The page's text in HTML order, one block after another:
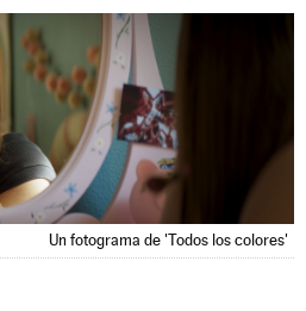
Un fotograma de 'Todos los colores'